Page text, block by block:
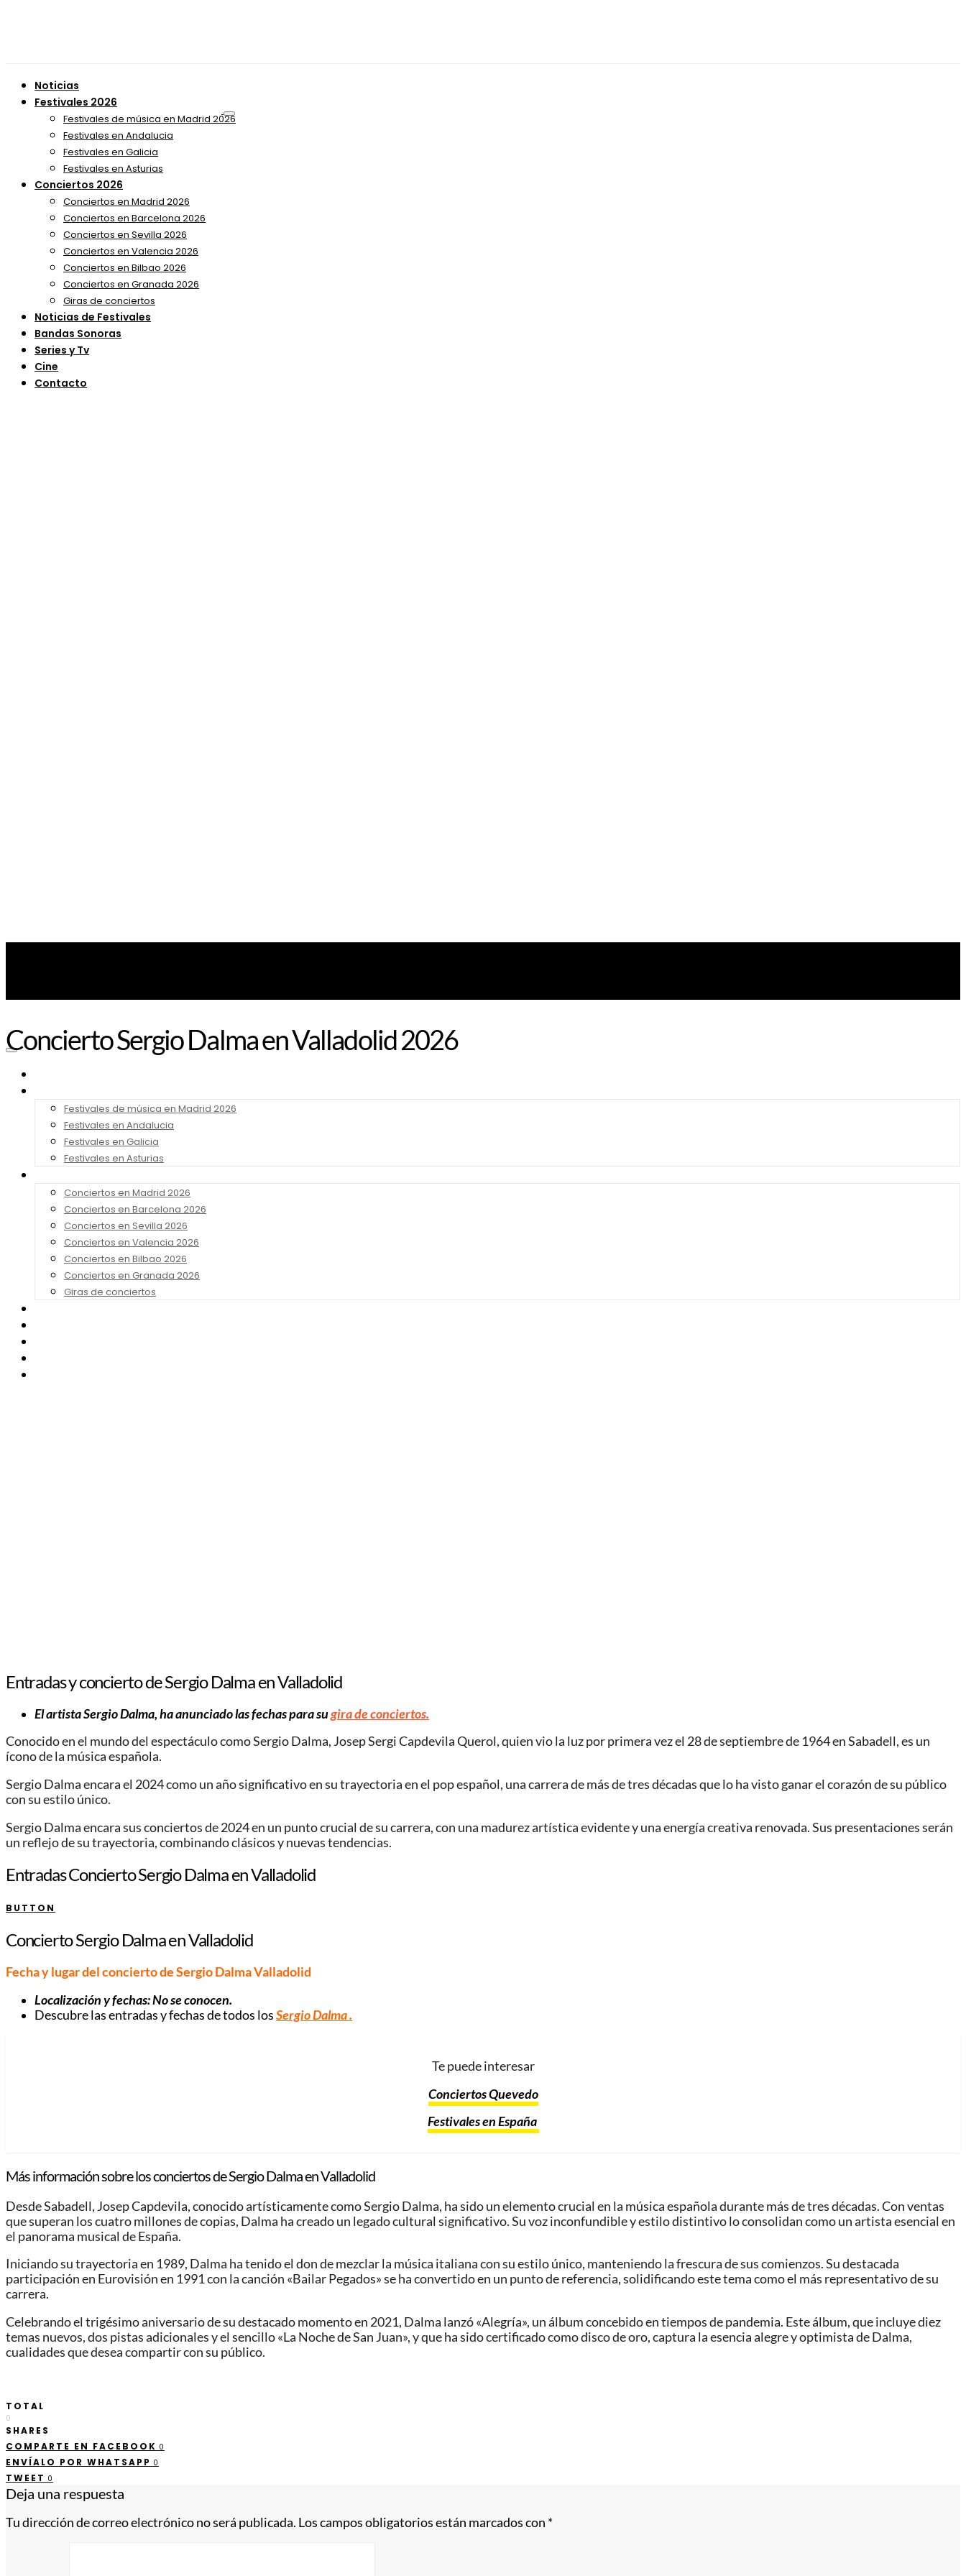
Noticias
Festivales 2026
Festivales de música en Madrid 2026
Festivales en Andalucia
Festivales en Galicia
Festivales en Asturias
Conciertos 2026
Conciertos en Madrid 2026
Conciertos en Barcelona 2026
Conciertos en Sevilla 2026
Conciertos en Valencia 2026
Conciertos en Bilbao 2026
Conciertos en Granada 2026
Giras de conciertos
Noticias de Festivales
Bandas Sonoras
Series y Tv
Cine
Contacto
Festivales de música en Madrid 2026
Festivales en Andalucia
Festivales en Galicia
Festivales en Asturias
Conciertos en Madrid 2026
Conciertos en Barcelona 2026
Conciertos en Sevilla 2026
Conciertos en Valencia 2026
Conciertos en Bilbao 2026
Conciertos en Granada 2026
Giras de conciertos
Concierto Sergio Dalma en Valladolid 2026
Entradas y concierto de Sergio Dalma en Valladolid
El artista Sergio Dalma, ha anunciado las fechas para sugira de conciertos.
Conocido en el mundo del espectáculo como Sergio Dalma, Josep Sergi Capdevila Querol, quien vio la luz por primera vez el 28 de septiembre de 1964 en Sabadell, es un
ícono de la música española.
Sergio Dalma encara el 2024 como un año significativo en su trayectoria en el pop español, una carrera de más de tres décadas que lo ha visto ganar el corazón de su público
con su estilo único.
Sergio Dalma encara sus conciertos de 2024 en un punto crucial de su carrera, con una madurez artística evidente y una energía creativa renovada. Sus presentaciones serán
un reflejo de su trayectoria, combinando clásicos y nuevas tendencias.
Entradas Concierto Sergio Dalma en Valladolid
BUTTON
Concierto Sergio Dalma en Valladolid
Fecha y lugar del concierto de Sergio Dalma Valladolid
Localización y fechas: No se conocen.
Descubre las entradas y fechas de todos losSergio Dalma.
Te puede interesar
Conciertos Quevedo
Festivales en España
Más información sobre los conciertos de Sergio Dalma en Valladolid
Desde Sabadell, Josep Capdevila, conocido artísticamente como Sergio Dalma, ha sido un elemento crucial en la música española durante más de tres décadas. Con ventas
que superan los cuatro millones de copias, Dalma ha creado un legado cultural significativo. Su voz inconfundible y estilo distintivo lo consolidan como un artista esencial en
el panorama musical de España.
Iniciando su trayectoria en 1989, Dalma ha tenido el don de mezclar la música italiana con su estilo único, manteniendo la frescura de sus comienzos. Su destacada
participación en Eurovisión en 1991 con la canción «Bailar Pegados» se ha convertido en un punto de referencia, solidificando este tema como el más representativo de su
carrera.
Celebrando el trigésimo aniversario de su destacado momento en 2021, Dalma lanzó «Alegría», un álbum concebido en tiempos de pandemia. Este álbum, que incluye diez
temas nuevos, dos pistas adicionales y el sencillo «La Noche de San Juan», y que ha sido certificado como disco de oro, captura la esencia alegre y optimista de Dalma,
cualidades que desea compartir con su público.
TOTAL
0
SHARES
COMPARTE EN FACEBOOK 0
ENVÍALO POR WHATSAPP 0
TWEET 0
Deja una respuesta
Tu dirección de correo electrónico no será publicada. Los campos obligatorios están marcados con *